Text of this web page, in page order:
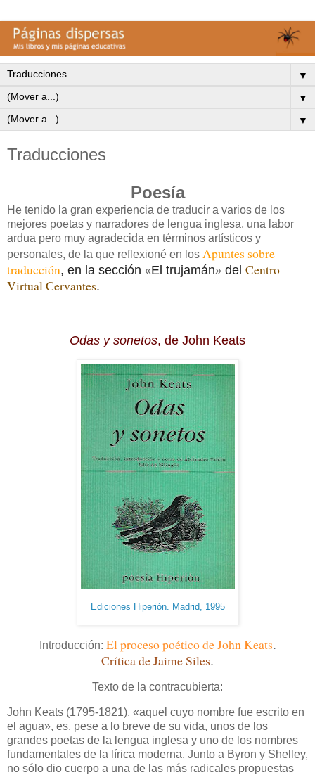
▼
▼
▼
Traducciones
Poesía
He tenido la gran experiencia de traducir a varios de los
mejores poetas y narradores de lengua inglesa, una labor
ardua pero muy agradecida en términos artísticos y
personales, de la que reflexioné en los Apuntes sobre
traducción, en la sección «El trujamán» del Centro
Virtual Cervantes.
Odas y sonetos, de John Keats
Ediciones Hiperión. Madrid, 1995
Introducción: El proceso poético de John Keats.
Crítica de Jaime Siles.
Texto de la contracubierta:
John Keats (1795-1821), «aquel cuyo nombre fue escrito en
el agua», es, pese a lo breve de su vida, unos de los
grandes poetas de la lengua inglesa y uno de los nombres
fundamentales de la lírica moderna. Junto a Byron y Shelley,
no sólo dio cuerpo a una de las más radicales propuestas